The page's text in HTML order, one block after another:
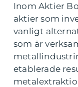
Inom Aktier
aktier som
vanligt
som är
etablerade